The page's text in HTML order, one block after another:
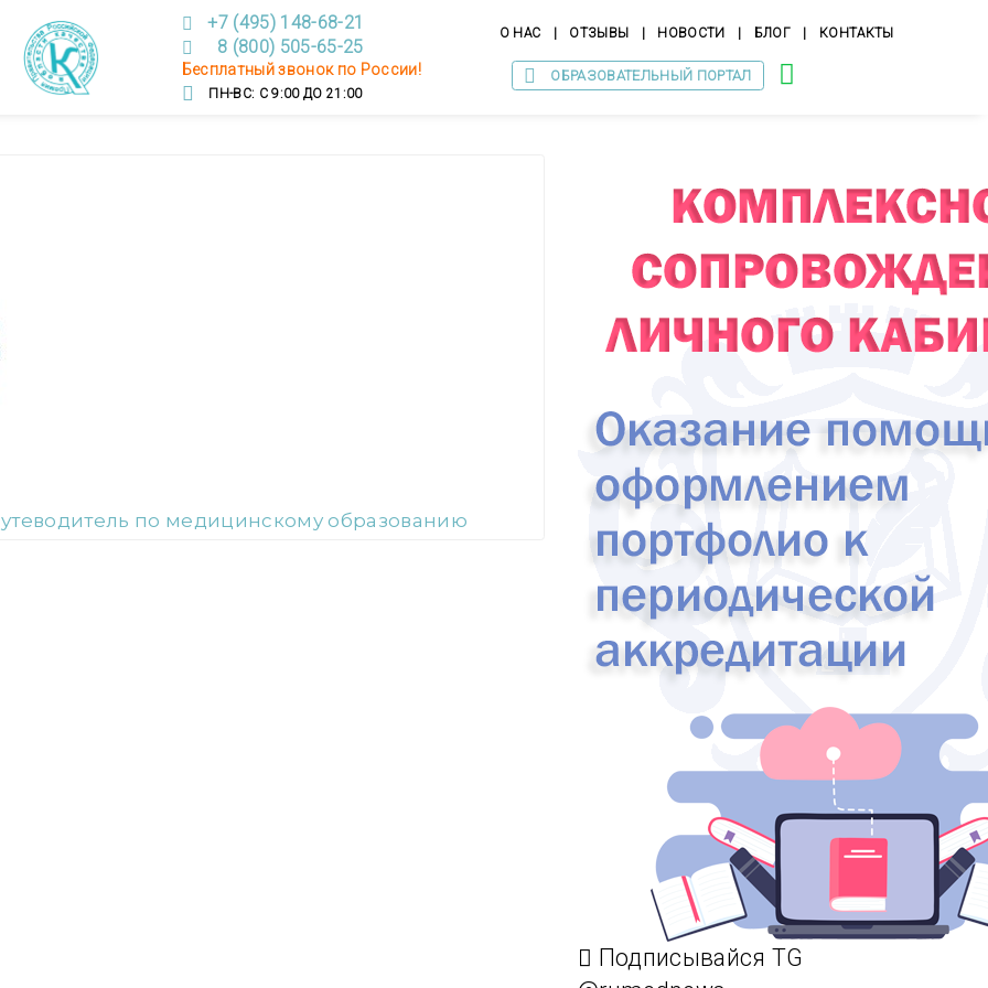
+7 (495) 148-68-21
8 (800) 505-65-25
Бесплатный звонок по России!
ПН-ВС: С 9:00 ДО 21:00
О НАС ОТЗЫВЫ НОВОСТИ БЛОГ КОНТАКТЫ
ОБРАЗОВАТЕЛЬНЫЙ ПОРТАЛ
по медицинскому образованию
Подписывайся TG